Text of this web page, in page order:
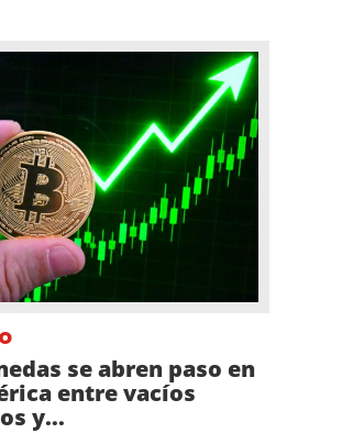
se abren paso en
entre vacíos
y...